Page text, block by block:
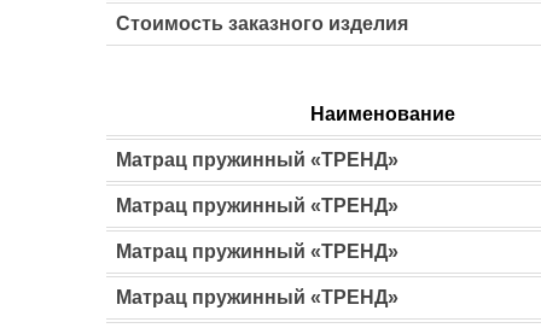
Стоимость заказного изделия
Наименование
Матрац пружинный «ТРЕНД»
Матрац пружинный «ТРЕНД»
Матрац пружинный «ТРЕНД»
Матрац пружинный «ТРЕНД»